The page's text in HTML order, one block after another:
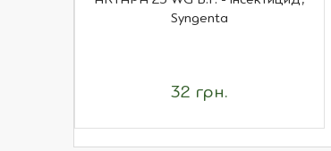
Syngenta
32 грн.